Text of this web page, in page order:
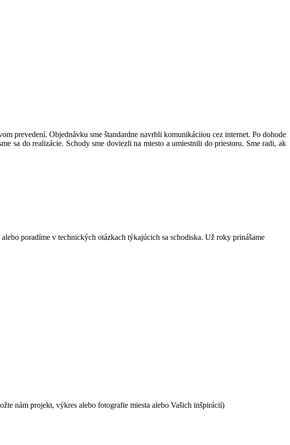
prevedení. Objednávku sme štandardne navrhli komunikáciiou cez internet. Po dohode
sa do realizácie. Schody sme doviezli na miesto a umiestnili do priestoru. Sme radi, ak
poradíme v technických otázkach týkajúcich sa schodiska. Už roky prinášame
nám projekt, výkres alebo fotografie miesta alebo Vašich inšpirácií)